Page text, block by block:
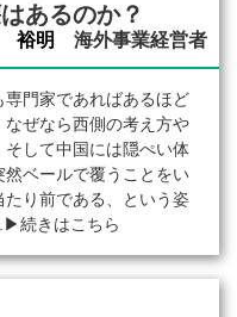
あるのか？
裕明 海外事業経営者
門家であればあるほど
なぜなら西側の考え方や
して中国には隠ぺい体
ベールで覆うことをい
り前である、という姿
▶続きはこちら